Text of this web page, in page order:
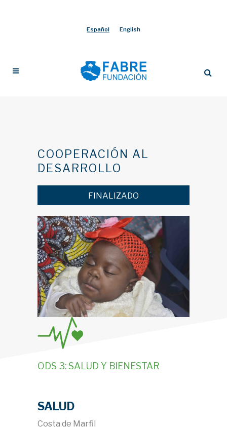
Español English
COOPERACIÓN AL
DESARROLLO
FINALIZADO
ODS 3: SALUD Y BIENESTAR
SALUD
Costa de Marfil